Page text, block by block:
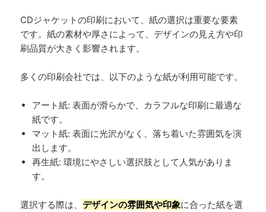
CDジャケットの印刷において、紙の選択は重要な要素
です。紙の素材や厚さによって、デザインの見え方や印
刷品質が大きく影響されます。
多くの印刷会社では、以下のような紙が利用可能です。
アート紙: 表面が滑らかで、カラフルな印刷に最適な
紙です。
マット紙: 表面に光沢がなく、落ち着いた雰囲気を演
出します。
再生紙: 環境にやさしい選択肢として人気がありま
す。
選択する際は、デザインの雰囲気や印象に合った紙を選